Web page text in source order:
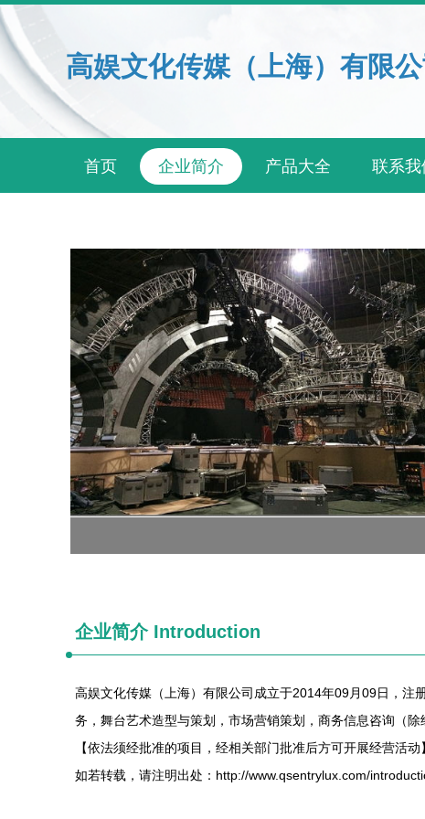
高娱文化传媒（上海）有限公
首页 企业简介 产品大全 联系我
企业简介 Introduction
高娱文化传媒（上海）有限公司成立于2014年09月09日，注
务，舞台艺术造型与策划，市场营销策划，商务信息咨询（
【依法须经批准的项目，经相关部门批准后方可开展经营活动】
如若转载，请注明出处：http://www.qsentrylux.com/